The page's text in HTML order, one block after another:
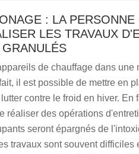
: LA PERSONNE
LES TRAVAUX
de chauffage dans une
il est possible de mettre en
contre le froid en hiver. En
réaliser des opérations
seront épargnés de
travaux sont souvent difficiles